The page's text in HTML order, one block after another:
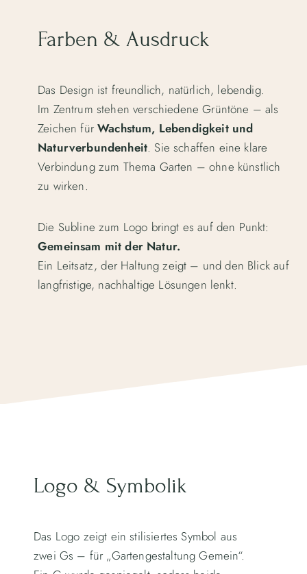
Farben & Ausdruck
Das Design ist freundlich, natürlich, lebendig.
Im Zentrum stehen verschiedene Grüntöne – als
Zeichen fürWachstum, Lebendigkeit und
Naturverbundenheit. Sie schaffen eine klare
Verbindung zum Thema Garten – ohne künstlich
zu wirken.
Die Subline zum Logo bringt es auf den Punkt:
Gemeinsam mit der Natur.
Ein Leitsatz, der Haltung zeigt – und den Blick auf
langfristige, nachhaltige Lösungen lenkt.
Logo & Symbolik
Das Logo zeigt ein stilisiertes Symbol aus
zwei Gs – für „Gartengestaltung Gemein“.